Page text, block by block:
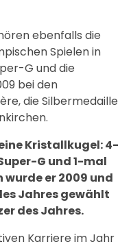
ebenfalls die
Spielen in
G und die
bei den
die Silbermedaille
Kristallkugel: 4-
G und 1-mal
wurde er 2009 und
Jahres gewählt
des Jahres.
Karriere im Jahr